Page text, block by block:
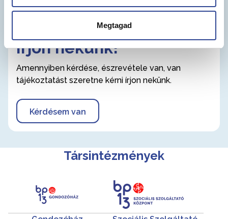
Megtagad
Írjon nekünk!
Amennyiben kérdése, észrevétele van, van
tájékoztatást szeretne kérni írjon nekünk.
Kérdésem van
Társintézmények